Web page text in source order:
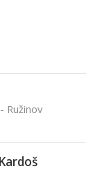
Ružinov